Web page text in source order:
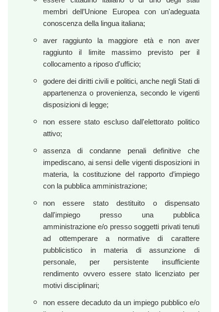
membri dell’Unione Europea con un'adeguata
conoscenza della lingua italiana;
aver raggiunto la maggiore età e non aver
raggiunto il limite massimo previsto per il
collocamento a riposo d'ufficio;
godere dei diritti civili e politici, anche negli Stati di
appartenenza o provenienza, secondo le vigenti
disposizioni di legge;
non essere stato escluso dall'elettorato politico
attivo;
assenza di condanne penali definitive che
impediscano, ai sensi delle vigenti disposizioni in
materia, la costituzione del rapporto d’impiego
con la pubblica amministrazione;
non essere stato destituito o dispensato
dall'impiego presso una pubblica
amministrazione e/o presso soggetti privati tenuti
ad ottemperare a normative di carattere
pubblicistico in materia di assunzione di
personale, per persistente insufficiente
rendimento ovvero essere stato licenziato per
motivi disciplinari;
non essere decaduto da un impiego pubblico e/o